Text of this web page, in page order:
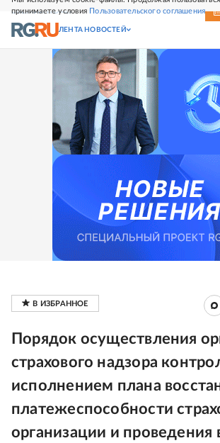
принимаете условия Пользовательского соглашения
СВЕЖИЙ НОМЕР
ЛЕНТА НОВОСТЕЙ
Порядок осуществления
страхового надзора
исполнением плана
платежеспособности
организации и проведения